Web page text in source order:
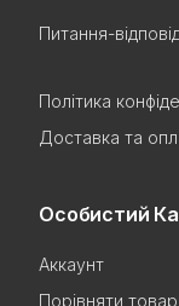
Питання-
Політика
Доставка та
Особистий
Аккаунт
Порівняти